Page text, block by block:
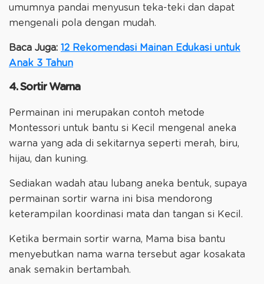
umumnya pandai menyusun teka-teki dan dapat
mengenali pola dengan mudah.
Baca Juga: 12 Rekomendasi Mainan Edukasi untuk
Anak 3 Tahun
4. Sortir Warna
Permainan ini merupakan contoh metode
Montessori untuk bantu si Kecil mengenal aneka
warna yang ada di sekitarnya seperti merah, biru,
hijau, dan kuning.
Sediakan wadah atau lubang aneka bentuk, supaya
permainan sortir warna ini bisa mendorong
keterampilan koordinasi mata dan tangan si Kecil.
Ketika bermain sortir warna, Mama bisa bantu
menyebutkan nama warna tersebut agar kosakata
anak semakin bertambah.